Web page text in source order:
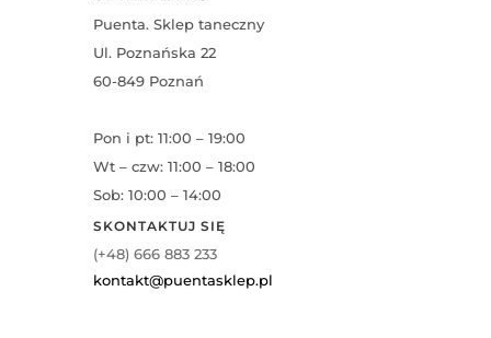
Puenta. Sklep taneczny
Ul. Poznańska 22
60-849 Poznań
Pon i pt: 11:00 – 19:00
Wt – czw: 11:00 – 18:00
Sob: 10:00 – 14:00
SKONTAKTUJ SIĘ
(+48) 666 883 233
kontakt@puentasklep.pl